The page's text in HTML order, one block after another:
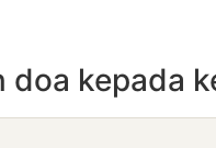
doa kepada